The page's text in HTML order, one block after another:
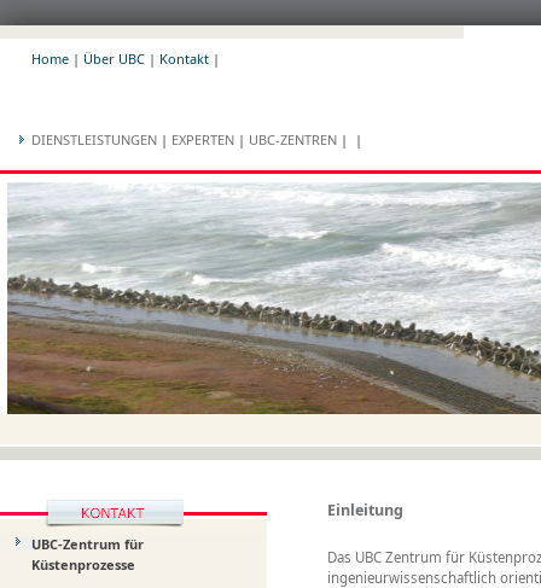
Home | Über UBC | Kontakt |
DIENSTLEISTUNGEN | EXPERTEN | UBC-ZENTREN | |
UBC-Zentrum für
Küstenprozesse
Einleitung
Das UBC Zentrum für
ingenieurwissenschaftlich